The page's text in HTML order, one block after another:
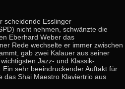
scheidende Esslinger
nicht nehmen, schwänzte die
Eberhard Weber das
Rede wechselte er immer zwischen
gab zwei Kalauer aus seiner
Jazz- und Klassik-
sehr beeindruckender Auftakt für
das Shai Maestro Klaviertrio aus